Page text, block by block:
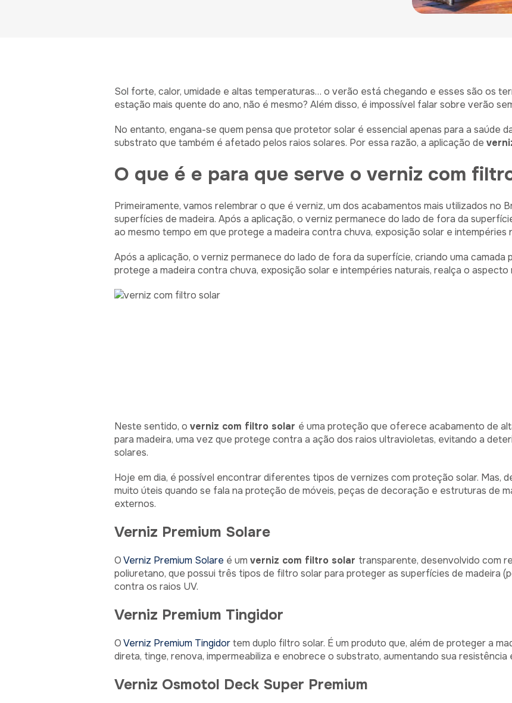
Sol forte, calor, umidade e altas temperaturas… o verão está chegando e esses são os
estação mais quente do ano, não é mesmo? Além disso, é impossível falar sobre verão
No entanto, engana-se quem pensa que protetor solar é essencial apenas para a saúde
substrato que também é afetado pelos raios solares. Por essa razão, a aplicação de
O que é e para que serve o verniz com
Primeiramente, vamos relembrar o que é verniz, um dos acabamentos mais utilizados no
superfícies de madeira. Após a aplicação, o verniz permanece do lado de fora da
ao mesmo tempo em que protege a madeira contra chuva, exposição solar e intempéries
Após a aplicação, o verniz permanece do lado de fora da superfície, criando uma
protege a madeira contra chuva, exposição solar e intempéries naturais, realça o aspecto
Neste sentido, o verniz com filtro solar é uma proteção que oferece acabamento de
para madeira, uma vez que protege contra a ação dos raios ultravioletas, evitando a
solares.
Hoje em dia, é possível encontrar diferentes tipos de vernizes com proteção solar. Mas,
muito úteis quando se fala na proteção de móveis, peças de decoração e estruturas de
externos.
Verniz Premium Solare
OVerniz Premium Solare é um verniz com filtro solar transparente, desenvolvido com
poliuretano, que possui três tipos de filtro solar para proteger as superfícies de madeira
contra os raios UV.
Verniz Premium Tingidor
OVerniz Premium Tingidortem duplo filtro solar. É um produto que, além de proteger a
direta, tinge, renova, impermeabiliza e enobrece o substrato, aumentando sua resistência
Verniz Osmotol Deck Super Premium